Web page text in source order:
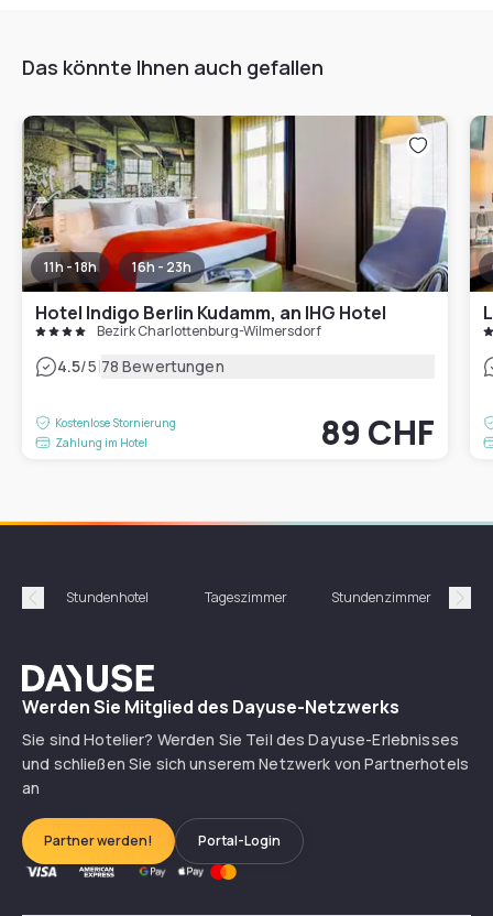
Das könnte Ihnen auch gefallen
11h - 18h 16h - 23h
Hotel Indigo Berlin Kudamm, an IHG Hotel
Bezirk Charlottenburg-Wilmersdorf
4.5/5|78 Bewertungen
Kostenlose Stornierung
Zahlung im Hotel
89 CHF
Précédent
Stundenhotel Tageszimmer Stundenzimmer
Dayuse
Werden Sie Mitglied des Dayuse-Netzwerks
Sie sind Hotelier? Werden Sie Teil des Dayuse-Erlebnisses
und schließen Sie sich unserem Netzwerk von Partnerhotels
an
Partner werden! Portal-Login